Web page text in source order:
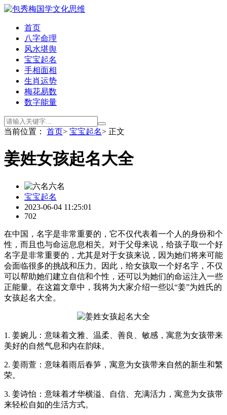
首页
八字命理
风水堪舆
宝宝起名
手相面相
生肖运势
梅花易数
数字能量
当前位置： 首页> 宝宝起名> 正文
姜姓女孩起名大全
六名
宝宝起名
2023-06-04 11:25:01
702
在中国，名字是非常重要的，它不仅代表着一个人的身份和个
性，而且也与命运息息相关。对于父母来说，给孩子取一个好
名字是非常重要的，尤其是对于女孩来说，因为她们将来可能
会面临很多的挑战和压力。因此，给女孩取一个好名字，不仅
可以帮助她们建立自信和个性，还可以为她们的命运注入一些
正能量。在这篇文章中，我将为大家介绍一些以“姜”为姓氏的
女孩起名大全。
1. 姜婉儿：意味着文雅、温柔、善良、敏感，寓意为女孩带来
美好的自然气息和内在韵味。
2. 姜雨萱：意味着雨后春笋，寓意为女孩带来自然的新生和繁
荣。
3. 姜诗怡：意味着才华横溢、自信、充满活力，寓意为女孩带
来轻松自如的生活方式。